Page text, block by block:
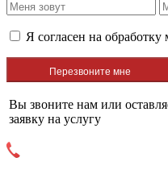
Я согласен на
Вы звоните нам или
заявку на услугу